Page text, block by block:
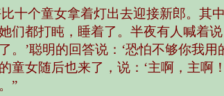
十个童女拿着灯出去迎接新郎。其
们都打盹，睡着了。半夜有人喊着
。’聪明的回答说：‘恐怕不够你我
童女随后也来了，说：‘主啊，主啊
”